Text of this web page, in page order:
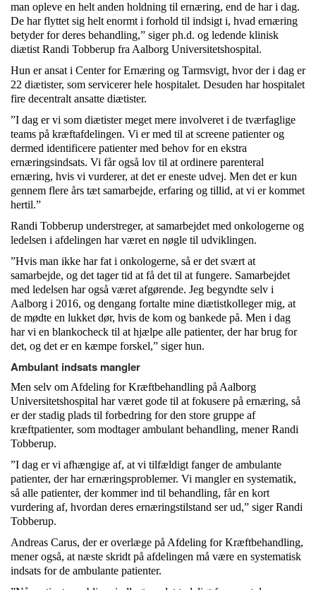
man opleve en helt anden holdning til ernæring, end de har i dag.
De har flyttet sig helt enormt i forhold til indsigt i, hvad ernæring
betyder for deres behandling,” siger ph.d. og ledende klinisk
diætist Randi Tobberup fra Aalborg Universitetshospital.
Hun er ansat i Center for Ernæring og Tarmsvigt, hvor der i dag er
22 diætister, som servicerer hele hospitalet. Desuden har hospitalet
fire decentralt ansatte diætister.
”I dag er vi som diætister meget mere involveret i de tværfaglige
teams på kræftafdelingen. Vi er med til at screene patienter og
dermed identificere patienter med behov for en ekstra
ernæringsindsats. Vi får også lov til at ordinere parenteral
ernæring, hvis vi vurderer, at det er eneste udvej. Men det er kun
gennem flere års tæt samarbejde, erfaring og tillid, at vi er kommet
hertil.”
Randi Tobberup understreger, at samarbejdet med onkologerne og
ledelsen i afdelingen har været en nøgle til udviklingen.
”Hvis man ikke har fat i onkologerne, så er det svært at
samarbejde, og det tager tid at få det til at fungere. Samarbejdet
med ledelsen har også været afgørende. Jeg begyndte selv i
Aalborg i 2016, og dengang fortalte mine diætistkolleger mig, at
de mødte en lukket dør, hvis de kom og bankede på. Men i dag
har vi en blankocheck til at hjælpe alle patienter, der har brug for
det, og det er en kæmpe forskel,” siger hun.
Ambulant indsats mangler
Men selv om Afdeling for Kræftbehandling på Aalborg
Universitetshospital har været gode til at fokusere på ernæring, så
er der stadig plads til forbedring for den store gruppe af
kræftpatienter, som modtager ambulant behandling, mener Randi
Tobberup.
”I dag er vi afhængige af, at vi tilfældigt fanger de ambulante
patienter, der har ernæringsproblemer. Vi mangler en systematik,
så alle patienter, der kommer ind til behandling, får en kort
vurdering af, hvordan deres ernæringstilstand ser ud,” siger Randi
Tobberup.
Andreas Carus, der er overlæge på Afdeling for Kræftbehandling,
mener også, at næste skridt på afdelingen må være en systematisk
indsats for de ambulante patienter.